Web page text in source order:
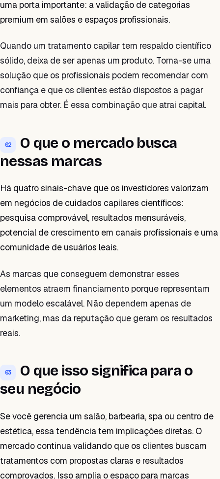
uma porta importante: a validação de categorias
premium em salões e espaços profissionais.
Quando um tratamento capilar tem respaldo científico
sólido, deixa de ser apenas um produto. Torna-se uma
solução que os profissionais podem recomendar com
confiança e que os clientes estão dispostos a pagar
mais para obter. É essa combinação que atrai capital.
02
O que o mercado busca
nessas marcas
Há quatro sinais-chave que os investidores valorizam
em negócios de cuidados capilares científicos:
pesquisa comprovável, resultados mensuráveis,
potencial de crescimento em canais profissionais e uma
comunidade de usuários leais.
As marcas que conseguem demonstrar esses
elementos atraem financiamento porque representam
um modelo escalável. Não dependem apenas de
marketing, mas da reputação que geram os resultados
reais.
03
O que isso significa para o
seu negócio
Se você gerencia um salão, barbearia, spa ou centro de
estética, essa tendência tem implicações diretas. O
mercado continua validando que os clientes buscam
tratamentos com propostas claras e resultados
comprovados. Isso amplia o espaço para marcas